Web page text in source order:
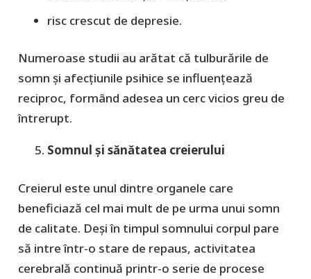
risc crescut de depresie.
Numeroase studii au arătat că tulburările de
somn și afecțiunile psihice se influențează
reciproc, formând adesea un cerc vicios greu de
întrerupt.
Somnul și sănătatea creierului
Creierul este unul dintre organele care
beneficiază cel mai mult de pe urma unui somn
de calitate. Deși în timpul somnului corpul pare
să intre într-o stare de repaus, activitatea
cerebrală continuă printr-o serie de procese